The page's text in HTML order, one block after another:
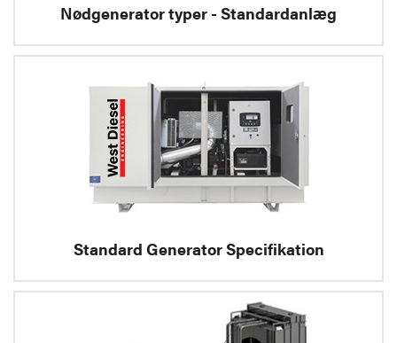
Nødgenerator typer - Standardanlæg
Standard Generator Specifikation